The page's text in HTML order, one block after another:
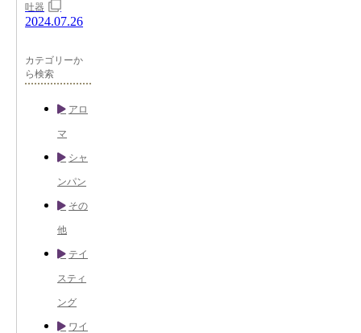
吐器
2024.07.26
カテゴリーか
ら検索
アロ
マ
シャ
ンパン
その
他
テイ
スティ
ング
ワイ